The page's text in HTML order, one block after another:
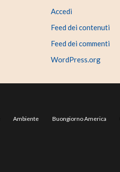
Accedi
Feed dei contenuti
Feed dei commenti
WordPress.org
Ambiente Buongiorno America